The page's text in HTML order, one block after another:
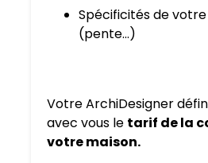
Spécificités de
(pente…)
Votre ArchiDesigner
avec vous le tarif de la
votre maison.